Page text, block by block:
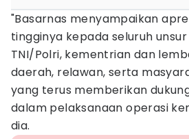
"Basarnas menyampaikan
tingginya kepada seluruh unsur
TNI/Polri, kementrian dan
daerah, relawan, serta
yang terus memberikan
dalam pelaksanaan operasi
dia.